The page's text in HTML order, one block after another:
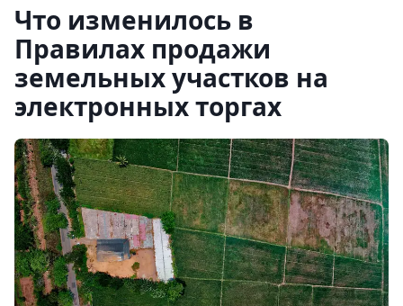
Что изменилось в
Правилах продажи
земельных участков на
электронных торгах